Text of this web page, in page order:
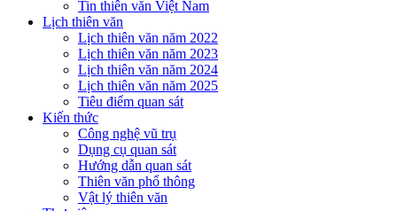
Tin thiên văn Việt Nam
Lịch thiên văn
Lịch thiên văn năm 2022
Lịch thiên văn năm 2023
Lịch thiên văn năm 2024
Lịch thiên văn năm 2025
Tiêu điểm quan sát
Kiến thức
Công nghệ vũ trụ
Dụng cụ quan sát
Hướng dẫn quan sát
Thiên văn phổ thông
Vật lý thiên văn